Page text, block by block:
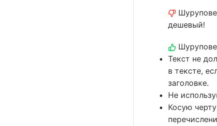
дешевый!
Текст не
в тексте,
заголовке.
Не
Косую